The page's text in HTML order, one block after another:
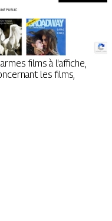
films à l'affiche,
les films,